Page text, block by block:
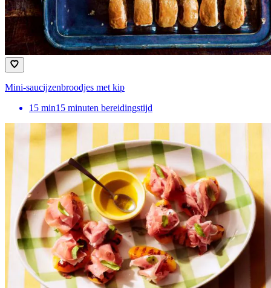
Mini-saucijzenbroodjes met kip
15 min15 minuten bereidingstijd